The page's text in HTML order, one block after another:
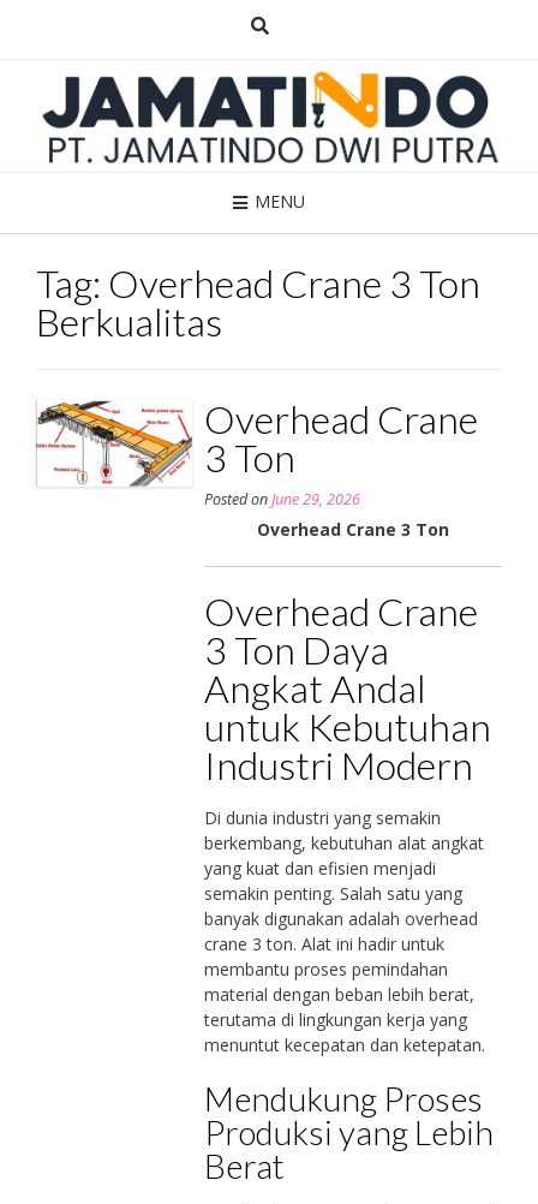
MENU
Tag: Overhead Crane 3 Ton
Berkualitas
Overhead Crane
3 Ton
Posted onJune 29, 2026
Overhead Crane 3 Ton
Overhead Crane
3 Ton Daya
Angkat Andal
untuk Kebutuhan
Industri Modern
Di dunia industri yang semakin
berkembang, kebutuhan alat angkat
yang kuat dan efisien menjadi
semakin penting. Salah satu yang
banyak digunakan adalah overhead
crane 3 ton. Alat ini hadir untuk
membantu proses pemindahan
material dengan beban lebih berat,
terutama di lingkungan kerja yang
menuntut kecepatan dan ketepatan.
Mendukung Proses
Produksi yang Lebih
Berat